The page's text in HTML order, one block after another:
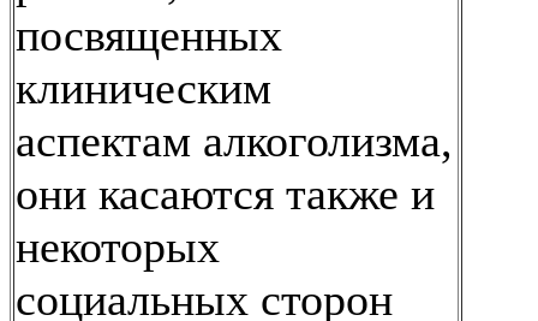
посвященных
клиническим
аспектам алкоголизма,
они касаются также и
некоторых
социальных сторон